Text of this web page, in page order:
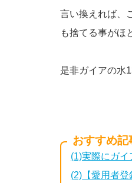
言い換えれば、
も捨てる事がほ
是非ガイアの水
おすすめ記
(1)実際にガイ
(2)【愛用者